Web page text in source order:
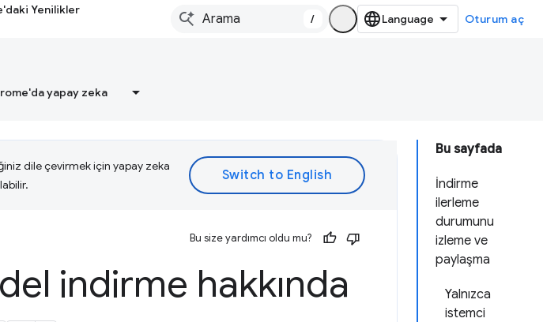
Yenilikler
/ Oturum aç
yapay zeka
Bu sayfada
İndirme
ilerleme
durumunu
izleme ve
paylaşma
Yalnızca
istemci
dile çevirmek için yapay zeka
Bu size yardımcı oldu mu?
indirme hakkında